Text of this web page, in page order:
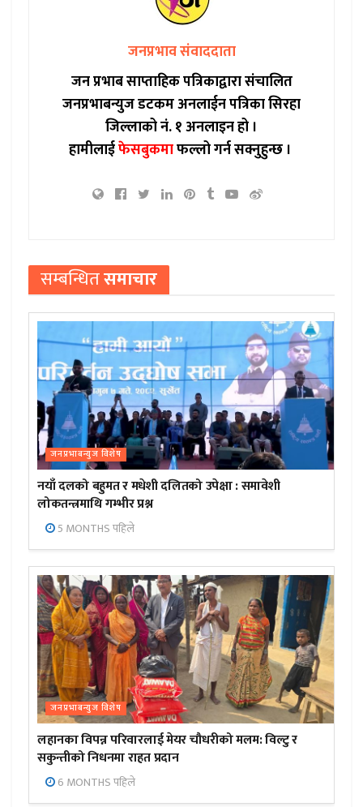
जनप्रभाव संवाददाता
जन प्रभाब साप्ताहिक पत्रिकाद्वारा संचालित
जनप्रभाबन्युज डटकम अनलाईन पत्रिका सिरहा
जिल्लाको नं. १ अनलाइन हो ।
हामीलाईफेसबुकमाफल्लो गर्न सक्नुहुन्छ ।
सम्बन्धितसमाचार
जनप्रभाबन्युज विशेष
नयाँ दलको बहुमत र मधेशी दलितको उपेक्षा : समावेशी
लोकतन्त्रमाथि गम्भीर प्रश्न
5 MONTHS पहिले
जनप्रभाबन्युज विशेष
लहानका विपन्न परिवारलाई मेयर चौधरीको मलम: विल्टु र
सकुन्तीको निधनमा राहत प्रदान
6 MONTHS पहिले